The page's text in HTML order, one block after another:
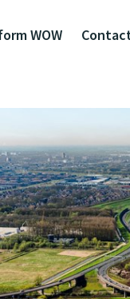
WOW